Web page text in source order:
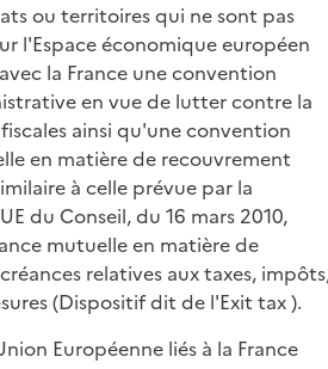
ou territoires qui ne sont pas
l'Espace économique européen
la France une convention
en vue de lutter contre la
ainsi qu'une convention
en matière de recouvrement
à celle prévue par la
du Conseil, du 16 mars 2010,
mutuelle en matière de
relatives aux taxes,
(Dispositif dit de l'Exit tax ).
Européenne liés à la France